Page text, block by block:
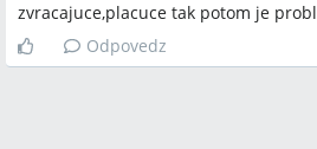
zvracajuce,placuce tak potom je
Odpovedz